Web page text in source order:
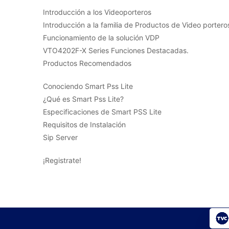
Introducción a los Videoporteros
Introducción a la familia de Productos de Video
Funcionamiento de la solución VDP
VTO4202F-X Series Funciones Destacadas.
Productos Recomendados
Conociendo Smart Pss Lite
¿Qué es Smart Pss Lite?
Especificaciones de Smart PSS Lite
Requisitos de Instalación
Sip Server
¡Registrate!